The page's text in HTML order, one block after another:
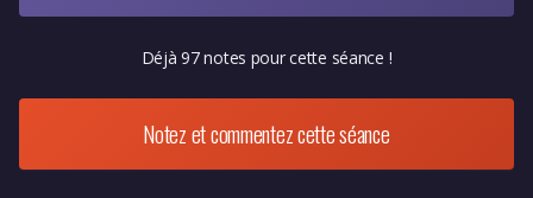
Déjà 97 notes pour cette séance !
Notez et commentez cette séance